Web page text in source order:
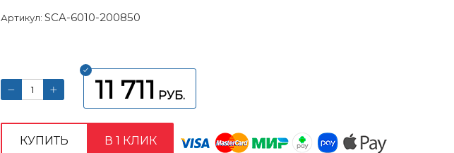
Артикул: SCA-6010-200850
11 711 РУБ.
КУПИТЬ В 1 КЛИК